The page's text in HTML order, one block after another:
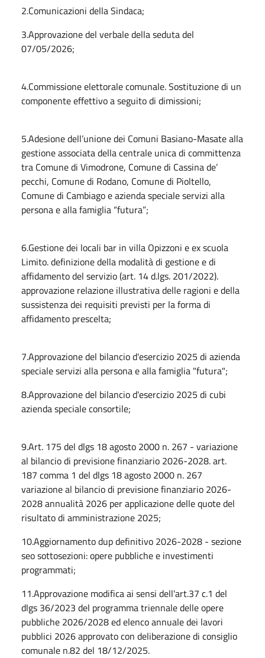
2.Comunicazioni della Sindaca;
3.Approvazione del verbale della seduta del
07/05/2026;
4.Commissione elettorale comunale. Sostituzione di un
componente effettivo a seguito di dimissioni;
5.Adesione dell’unione dei Comuni Basiano-Masate alla
gestione associata della centrale unica di committenza
tra Comune di Vimodrone, Comune di Cassina de’
pecchi, Comune di Rodano, Comune di Pioltello,
Comune di Cambiago e azienda speciale servizi alla
persona e alla famiglia “futura”;
6.Gestione dei locali bar in villa Opizzoni e ex scuola
Limito. definizione della modalità di gestione e di
affidamento del servizio (art. 14 d.lgs. 201/2022).
approvazione relazione illustrativa delle ragioni e della
sussistenza dei requisiti previsti per la forma di
affidamento prescelta;
7.Approvazione del bilancio d'esercizio 2025 di azienda
speciale servizi alla persona e alla famiglia "futura";
8.Approvazione del bilancio d'esercizio 2025 di cubi
azienda speciale consortile;
9.Art. 175 del dlgs 18 agosto 2000 n. 267 - variazione
al bilancio di previsione finanziario 2026-2028. art.
187 comma 1 del dlgs 18 agosto 2000 n. 267
variazione al bilancio di previsione finanziario 2026-
2028 annualità 2026 per applicazione delle quote del
risultato di amministrazione 2025;
10.Aggiornamento dup definitivo 2026-2028 - sezione
seo sottosezioni: opere pubbliche e investimenti
programmati;
11.Approvazione modifica ai sensi dell'art.37 c.1 del
dlgs 36/2023 del programma triennale delle opere
pubbliche 2026/2028 ed elenco annuale dei lavori
pubblici 2026 approvato con deliberazione di consiglio
comunale n.82 del 18/12/2025.